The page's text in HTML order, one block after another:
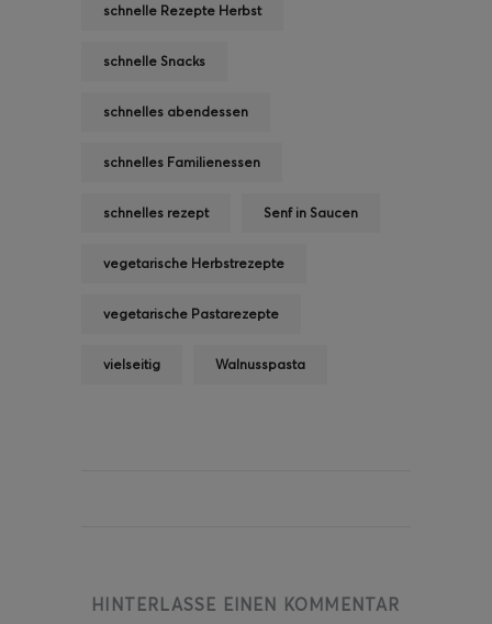
schnelle Rezepte Herbst
schnelle Snacks
schnelles abendessen
schnelles Familienessen
schnelles rezept Senf in Saucen
vegetarische Herbstrezepte
vegetarische Pastarezepte
vielseitig Walnusspasta
HINTERLASSE EINEN KOMMENTAR